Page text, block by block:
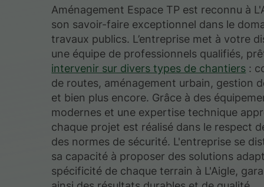
Aménagement Espace TP est reconnu à
son savoir-faire exceptionnel dans le
travaux publics. L’entreprise met à votre
une équipe de professionnels qualifiés,
intervenir sur divers types de chantiers :
de routes, aménagement urbain, gestion
et bien plus encore. Grâce à des
modernes et une expertise technique
chaque projet est réalisé dans le respect
des normes de sécurité. L'entreprise se
sa capacité à proposer des solutions
spécificité de chaque terrain à L'Aigle,